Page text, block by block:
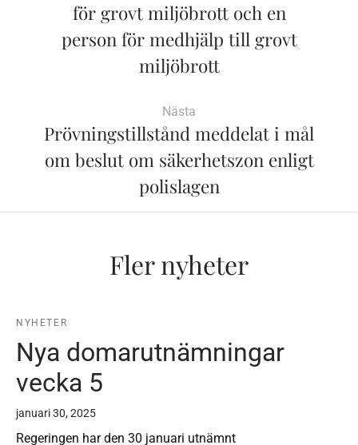
för grovt miljöbrott och en
person för medhjälp till grovt
miljöbrott
Nästa
Prövningstillstånd meddelat i mål
om beslut om säkerhetszon enligt
polislagen
Fler nyheter
NYHETER
Nya domarutnämningar
vecka 5
januari 30, 2025
Regeringen har den 30 januari utnämnt